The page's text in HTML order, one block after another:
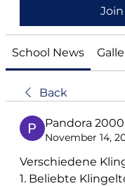
Join
School News
Back
Pandora 2000
November 14,
Verschiedene
1. Beliebte